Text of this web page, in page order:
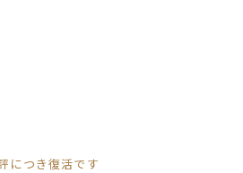
につき復活です